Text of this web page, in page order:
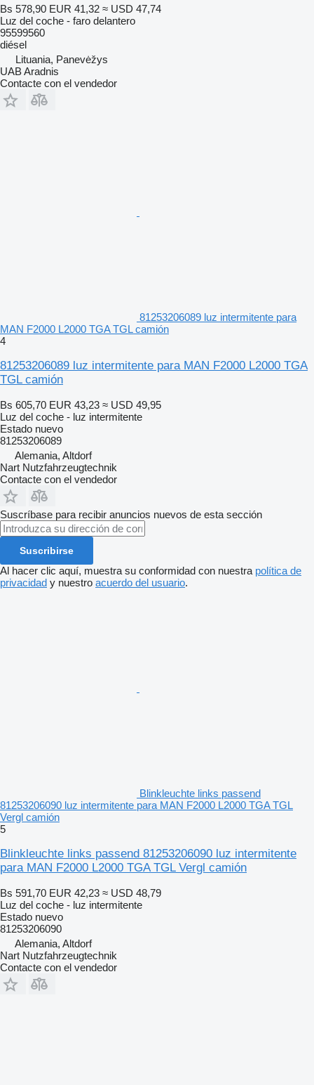
Bs 578,90 EUR 41,32 ≈ USD 47,74
Luz del coche - faro delantero
95599560
diésel
Lituania, Panevėžys
UAB Aradnis
Contacte con el vendedor
81253206089 luz intermitente para
MAN F2000 L2000 TGA TGL camión
4
81253206089 luz intermitente para MAN F2000 L2000 TGA
TGL camión
Bs 605,70 EUR 43,23 ≈ USD 49,95
Luz del coche - luz intermitente
Estado nuevo
81253206089
Alemania, Altdorf
Nart Nutzfahrzeugtechnik
Contacte con el vendedor
Suscríbase para recibir anuncios nuevos de esta sección
Suscribirse
Al hacer clic aquí, muestra su conformidad con nuestra política de
privacidad y nuestro acuerdo del usuario.
Blinkleuchte links passend
81253206090 luz intermitente para MAN F2000 L2000 TGA TGL
Vergl camión
5
Blinkleuchte links passend 81253206090 luz intermitente
para MAN F2000 L2000 TGA TGL Vergl camión
Bs 591,70 EUR 42,23 ≈ USD 48,79
Luz del coche - luz intermitente
Estado nuevo
81253206090
Alemania, Altdorf
Nart Nutzfahrzeugtechnik
Contacte con el vendedor